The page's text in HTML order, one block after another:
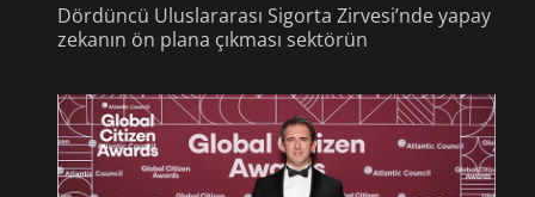
Dördüncü Uluslararası Sigorta Zirvesi’nde yapay
zekanın ön plana çıkması sektörün